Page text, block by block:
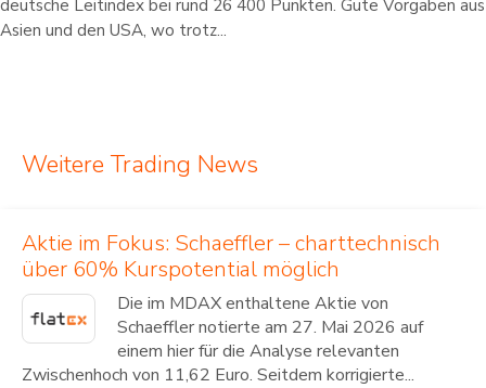
deutsche Leitindex bei rund 26 400 Punkten. Gute Vorgaben aus
Asien und den USA, wo trotz...
Weitere Trading News
Aktie im Fokus: Schaeffler – charttechnisch
über 60% Kurspotential möglich
Die im MDAX enthaltene Aktie von
Schaeffler notierte am 27. Mai 2026 auf
einem hier für die Analyse relevanten
Zwischenhoch von 11,62 Euro. Seitdem korrigierte...